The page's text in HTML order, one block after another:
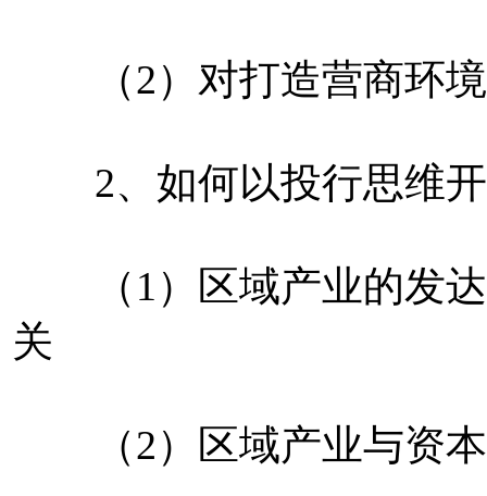
（2）对打造营商环境
2、如何以投行思维开
（1）区域产业的发达
关
（2）区域产业与资本